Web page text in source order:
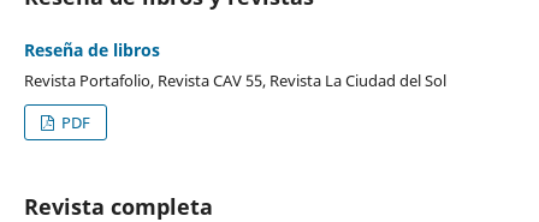
Reseña de libros
Revista Portafolio, Revista CAV 55, Revista La Ciudad del Sol
PDF
Revista completa